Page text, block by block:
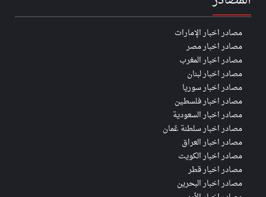
مصادر اخبار الإمارات
مصادر اخبار مصر
مصادر اخبار المغرب
مصادر اخبار لبنان
مصادر اخبار سوريا
مصادر اخبار فلسطين
مصادر اخبار السعودية
مصادر اخبار سلطنة عُمان
مصادر اخبار العراق
مصادر اخبار الكويت
مصادر اخبار قطر
مصادر اخبار البحرين